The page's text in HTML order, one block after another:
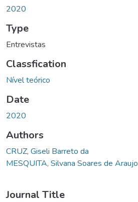
2020
Type
Entrevistas
Classfication
Nível teórico
Date
2020
Authors
CRUZ, Giseli Barreto da
MESQUITA, Silvana Soares de Araujo
Journal Title